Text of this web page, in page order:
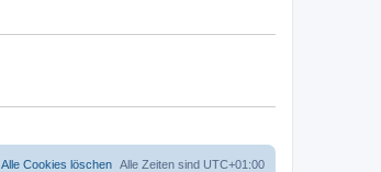
Alle Zeiten sind UTC+01:00
Alle Cookies löschen